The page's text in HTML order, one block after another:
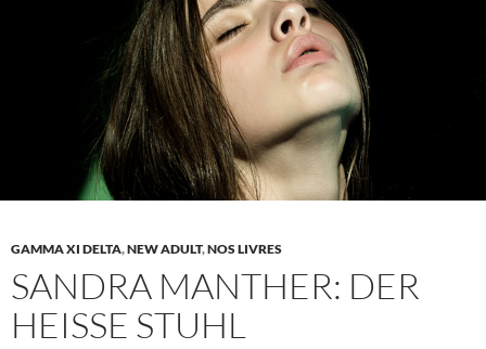
GAMMA XI DELTA,NEW ADULT,NOS LIVRES
SANDRA MANTHER: DER
HEISSE STUHL